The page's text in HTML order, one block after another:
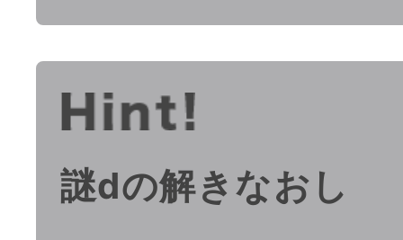
謎dの解きなおし